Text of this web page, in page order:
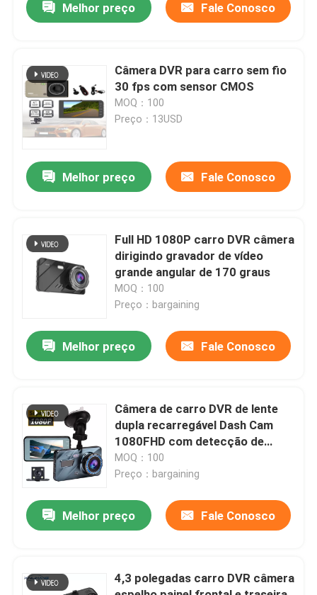
Casa
Show de RV
Fábrica
Controle de Qualidade
Fale Conosco
notícias
Câmera DVR para carro
Melhor preço Fale Conosco
Câmera DVR para carro sem fio
30 fps com sensor CMOS
MOQ：100
Preço：13USD
Melhor preço Fale Conosco
Full HD 1080P carro DVR câmera
dirigindo gravador de vídeo
grande angular de 170 graus
MOQ：100
Preço：bargaining
Melhor preço Fale Conosco
Câmera de carro DVR de lente
dupla recarregável Dash Cam
1080FHD com detecção de
movimento G-Sensor
MOQ：100
Preço：bargaining
Melhor preço Fale Conosco
4,3 polegadas carro DVR câmera